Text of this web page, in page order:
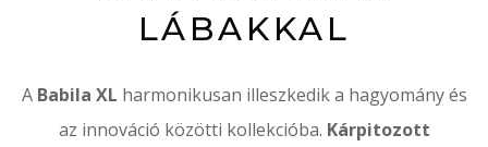
LÁBAKKAL
A Babila XL harmonikusan illeszkedik a hagyomány és
az innováció közötti kollekcióba. Kárpitozott